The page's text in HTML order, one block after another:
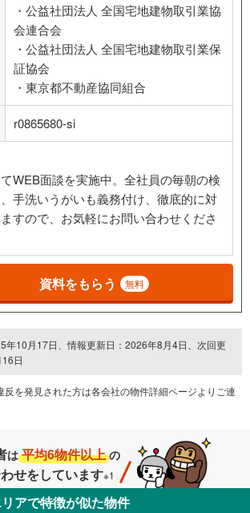
・公益社団法人 全国宅地建物取引業協
会連合会
・公益社団法人 全国宅地建物取引業保
証協会
・東京都不動産協同組合
r0865680-si
WEB面談を実施中。全社員の毎朝の検
手洗いうがいも義務付け、徹底的に対
すので、お気軽にお問い合わせくださ
資料をもらう 無料
年10月17日、情報更新日：2026年8月4日、次回更
日
を発⾒された方は各会社の物件詳細ページよりご連
は 平均6物件以上 の
せをしています※1
アで特徴が似た物件